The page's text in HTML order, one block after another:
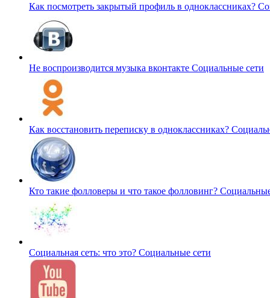
Как посмотреть закрытый профиль в одноклассниках?
Не воспроизводится музыка вконтакте Социальные сети
Как восстановить переписку в одноклассниках?
Кто такие фолловеры и что такое фолловинг?
Социальная сеть: что это? Социальные сети